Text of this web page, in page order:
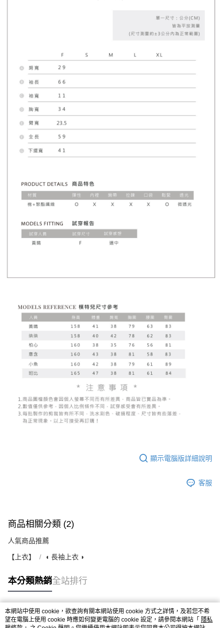
顯示電腦版詳細說明
客服
商品相關分類 (2)
人氣商品推薦
【上衣】 ◖ 長袖上衣 ◗
本分類熱銷全站排行
熱門標籤
本網站中使用 cookie，欲查詢有關本網站使用 cookie 方式之詳情，及若您不希
望在電腦上使用 cookie 時應如何變更電腦的 cookie 設定，請參閱本網站「 隱私